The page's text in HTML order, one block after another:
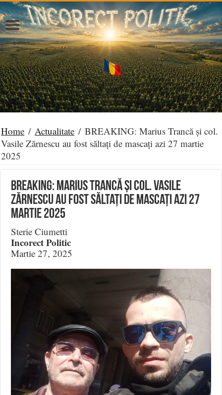
Home / Actualitate / BREAKING: Marius Trancă și col.
Vasile Zărnescu au fost săltați de mascați azi 27 martie
2025
BREAKING: Marius Trancă și col. Vasile
Zărnescu au fost săltați de mascați azi 27
martie 2025
Sterie Ciumetti
Incorect Politic
Martie 27, 2025